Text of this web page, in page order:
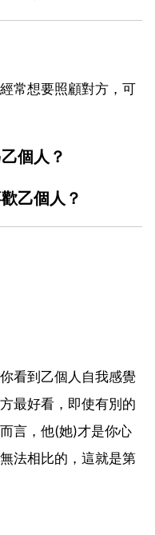
常想要照顧對方，可
個人？
乙個人？
看到乙個人自我感覺
最好看，即使有別的
言，他(她)才是你心
法相比的，這就是第